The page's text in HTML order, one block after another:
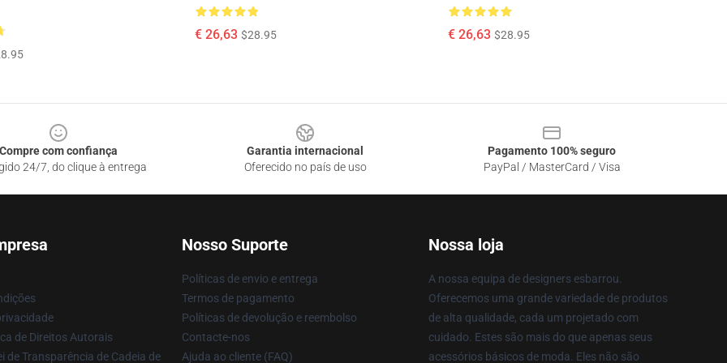
€ 26,63 $28.95 € 26,63 $28.95
Compre com confiança
24/7, do clique à entrega
Garantia internacional
Oferecido no país de uso
Pagamento 100% seguro
PayPal / MasterCard / Visa
de Direitos Autorais
de Transparência de Cadeia de
Nosso Suporte
Políticas de envio e entrega
Termos de pagamento
Políticas de devolução e reembolso
Contacte-nos
Ajuda ao cliente (FAQ)
Nossa loja
A nossa equipa de designers esbarrou.
Oferecemos uma grande variedade de produtos
de alta qualidade, cada um projetado com
cuidado. Estes são mais do que apenas seus
acessórios básicos de moda. Eles não são